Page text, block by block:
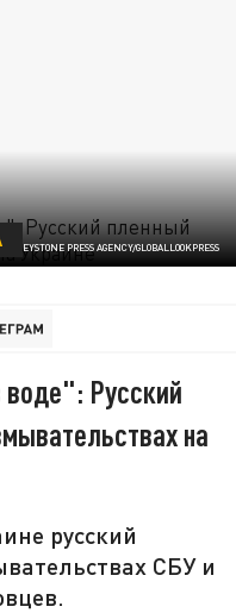
KEYSTONE PRESS AGENCY/GLOBALLOOKPRESS
Русский
на
русский
СБУ и